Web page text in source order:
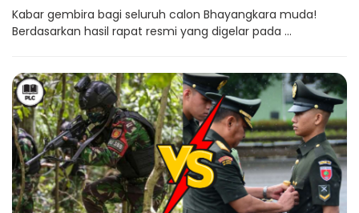
Kabar gembira bagi seluruh calon Bhayangkara muda!
Berdasarkan hasil rapat resmi yang digelar pada ...